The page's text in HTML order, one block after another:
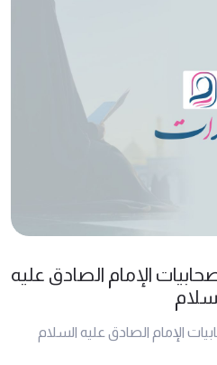
الإمام الصادق عليه
الإمام الصادق عليه السلام